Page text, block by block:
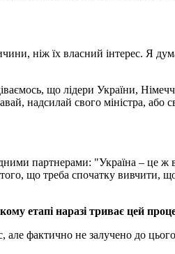
ніж їх власний інтерес. Я
що лідери України,
надсилай свого міністра, або
партнерами: "Україна – це ж
що треба спочатку вивчити, що
етапі наразі триває цей
фактично не залучено до